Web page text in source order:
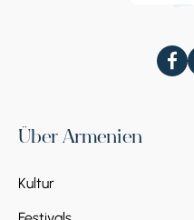
Über Armenien
Kultur